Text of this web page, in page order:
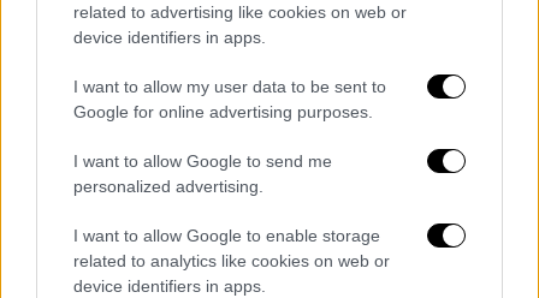
related to advertising like cookies on web or
device identifiers in apps.
I want to allow my user data to be sent to
Google for online advertising purposes.
I want to allow Google to send me
personalized advertising.
I want to allow Google to enable storage
related to analytics like cookies on web or
device identifiers in apps.
Η ομάδα πυροσβεστών, αστυνομικών και
ανταποκριτών πρώτης γραμμής του Λος
Άντζελες επιστρέφει με νέες, δυνατές
ιστορίες στο FOX